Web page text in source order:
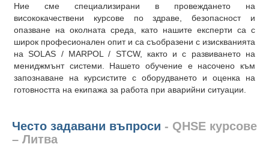
Ние сме специализирани в провеждането на
висококачествени курсове по здраве, безопасност и
опазване на околната среда, като нашите експерти са с
широк професионален опит и са съобразени с изискванията
на SOLAS / MARPOL / STCW, както и с развиването на
мениджмънт системи. Нашето обучение е насочено към
запознаване на курсистите с оборудването и оценка на
готовността на екипажа за работа при аварийни ситуации.
Често задавани въпроси - QHSE курсове
– Литва